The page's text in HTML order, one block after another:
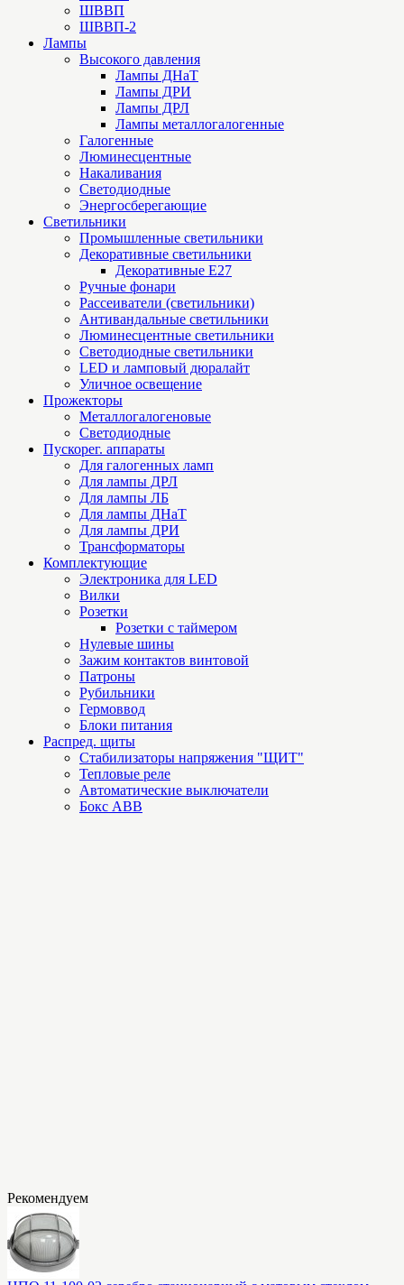
ШВВП
ШВВП-2
Лампы
Высокого давления
Лампы ДНаТ
Лампы ДРИ
Лампы ДРЛ
Лампы металлогалогенные
Галогенные
Люминесцентные
Накаливания
Светодиодные
Энергосберегающие
Светильники
Промышленные светильники
Декоративные светильники
Декоративные Е27
Ручные фонари
Рассеиватели (светильники)
Антивандальные светильники
Люминесцентные светильники
Cветодиодные светильники
LED и ламповый дюралайт
Уличное освещение
Прожекторы
Металлогалогеновые
Светодиодные
Пускорег. аппараты
Для галогенных ламп
Для лампы ДРЛ
Для лампы ЛБ
Для лампы ДНаТ
Для лампы ДРИ
Трансформаторы
Комплектующие
Электроника для LED
Вилки
Розетки
Розетки с таймером
Нулевые шины
Зажим контактов винтовой
Патроны
Рубильники
Гермоввод
Блоки питания
Распред. щиты
Стабилизаторы напряжения "ЩИТ"
Тепловые реле
Автоматические выключатели
Бокс ABB
Рекомендуем